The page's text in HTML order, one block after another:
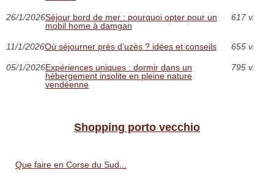
26/1/2026Séjour bord de mer : pourquoi opter pour un
mobil home à damgan
617 v.
11/1/2026Où séjourner près d’uzès ? idées et conseils 655 v.
05/1/2026Expériences uniques : dormir dans un
hébergement insolite en pleine nature
vendéenne
795 v.
Shopping porto vecchio
Que faire en Corse du Sud...